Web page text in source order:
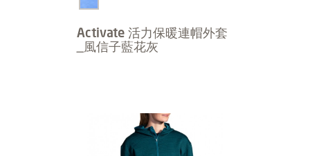
Activate 活力保暖連帽外套
_風信子藍花灰